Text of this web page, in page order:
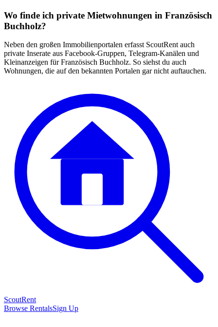
Wo finde ich private Mietwohnungen in Französisch
Buchholz?
Neben den großen Immobilienportalen erfasst ScoutRent auch
private Inserate aus Facebook-Gruppen, Telegram-Kanälen und
Kleinanzeigen für Französisch Buchholz. So siehst du auch
Wohnungen, die auf den bekannten Portalen gar nicht auftauchen.
ScoutRent
Browse RentalsSign Up